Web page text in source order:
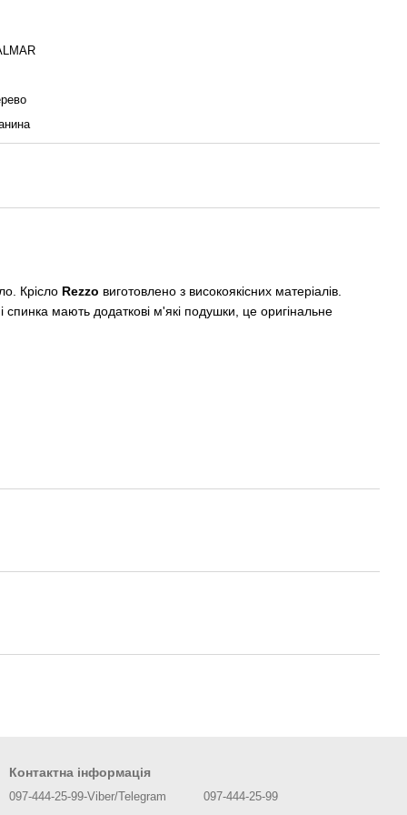
Крісло Rezzo виготовлено з високоякісних матеріалів.
спинка мають додаткові м'які подушки, це оригінальне
Контактна інформація
097-444-25-99-Viber/Telegram
097-444-25-99